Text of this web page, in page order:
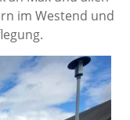
im Westend und